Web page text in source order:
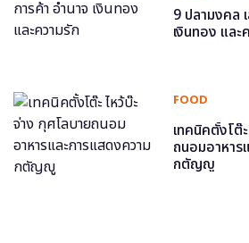
9 ปลามงคล
เงินทอง และ
FOOD
เทคนิคตั้งโต๊
ถนอมอาหาร
กตัญญู